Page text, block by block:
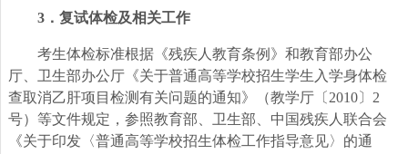
3 ．复试体检及相关工作
考生体检标准根据《残疾人教育条例》和教育部办公
厅、卫生部办公厅《关于普通高等学校招生学生入学身体检
查取消乙肝项目检测有关问题的通知》（教学厅〔2010〕2
号）等文件规定，参照教育部、卫生部、中国残疾人联合会
《关于印发〈普通高等学校招生体检工作指导意见〉的通